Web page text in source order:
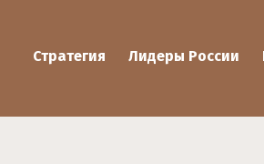
Стратегия Лидеры России